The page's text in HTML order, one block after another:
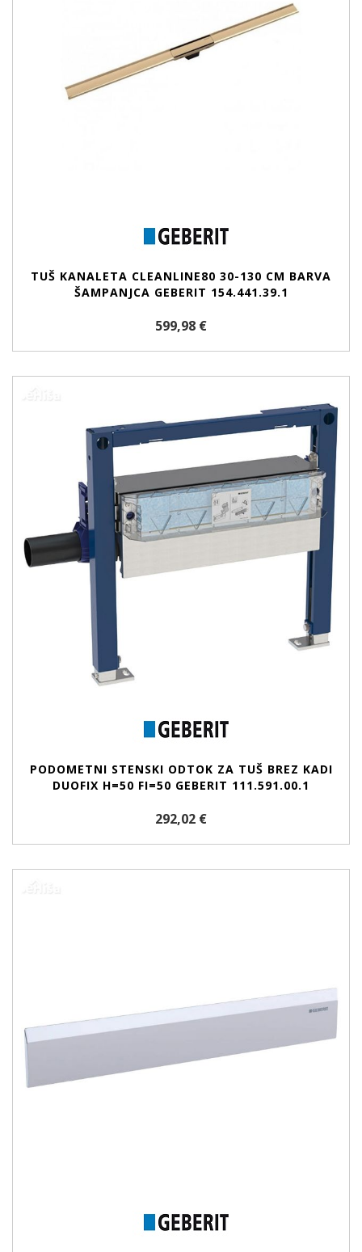
TUŠ KANALETA CLEANLINE80 30-130 CM BARVA
ŠAMPANJCA GEBERIT 154.441.39.1
599,98 €
PODOMETNI STENSKI ODTOK ZA TUŠ BREZ KADI
DUOFIX H=50 FI=50 GEBERIT 111.591.00.1
292,02 €